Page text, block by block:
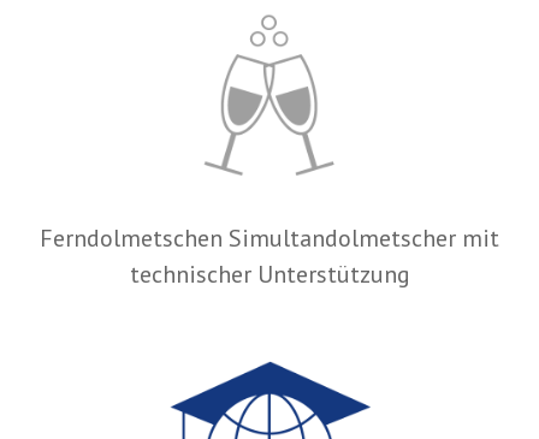
Ferndolmetschen Simultandolmetscher mit
technischer Unterstützung